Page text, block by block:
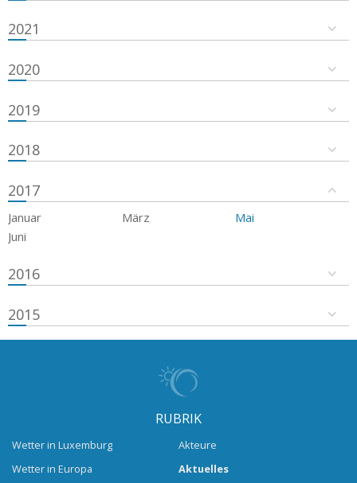
2021
2020
2019
2018
2017
Januar März
Mai
Juni
2016
2015
RUBRIK
Wetter in Luxemburg
Wetter in Europa
Akteure
Aktuelles